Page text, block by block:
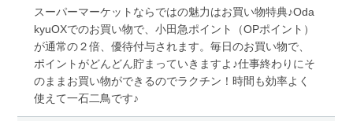
スーパーマーケットならではの魅力はお買い物特典♪Oda
kyuOXでのお買い物で、小田急ポイント（OPポイント）
が通常の２倍、優待付与されます。毎日のお買い物で、
ポイントがどんどん貯まっていきますよ♪仕事終わりにそ
のままお買い物ができるのでラクチン！時間も効率よく
使えて一石二鳥です♪